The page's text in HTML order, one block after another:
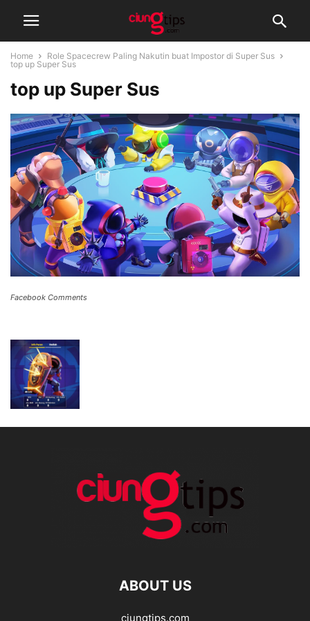
Home
Role Spacecrew Paling Nakutin buat Impostor di Super Sus
top up Super Sus
top up Super Sus
Facebook Comments
ABOUT US
ciungtips.com